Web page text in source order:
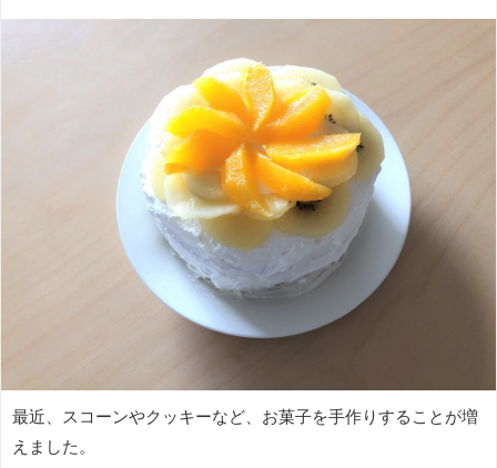
最近、スコーンやクッキーなど、お菓子を手作りすることが増
えました。